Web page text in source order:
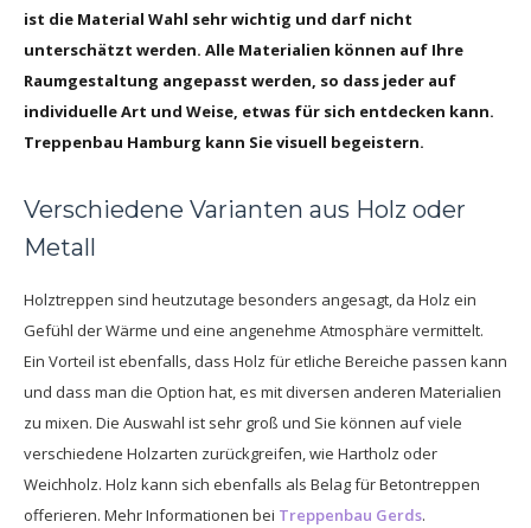
ist die Material Wahl sehr wichtig und darf nicht
unterschätzt werden. Alle Materialien können auf Ihre
Raumgestaltung angepasst werden, so dass jeder auf
individuelle Art und Weise, etwas für sich entdecken kann.
Treppenbau Hamburg kann Sie visuell begeistern.
Verschiedene Varianten aus Holz oder
Metall
Holztreppen sind heutzutage besonders angesagt, da Holz ein
Gefühl der Wärme und eine angenehme Atmosphäre vermittelt.
Ein Vorteil ist ebenfalls, dass Holz für etliche Bereiche passen kann
und dass man die Option hat, es mit diversen anderen Materialien
zu mixen. Die Auswahl ist sehr groß und Sie können auf viele
verschiedene Holzarten zurückgreifen, wie Hartholz oder
Weichholz. Holz kann sich ebenfalls als Belag für Betontreppen
offerieren. Mehr Informationen bei Treppenbau Gerds.